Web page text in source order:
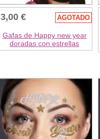
3,00 € AGOTADO
Gafas de Happy new year
doradas con estrellas